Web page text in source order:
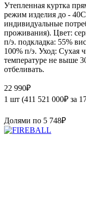
Утепленная куртка
режим изделия до -
индивидуальные
проживания). Цвет:
п/э. подкладка: 55%
100% п/э. Уход: Сухая
температуре не выше
отбеливать.
22 990₽
1 шт (411 521 000₽ за
Долями по 5 748₽